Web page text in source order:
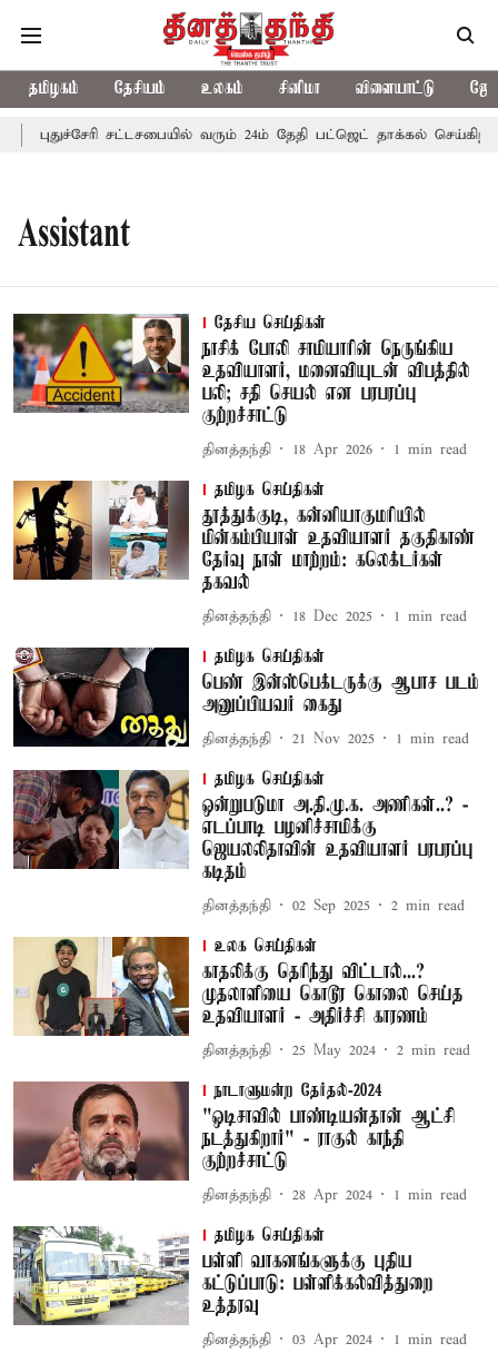
தமிழகம் தேசியம் உலகம் சினிமா விளையாட்டு
புதுச்சேரி சட்டசபையில் வரும் 24ம் தேதி பட்ஜெட் தாக்கல்
Assistant
தேசிய செய்திகள்
நாசிக் போலி சாமியாரின் நெருங்கிய
உதவியாளர், மனைவியுடன் விபத்தில்
பலி; சதி செயல் என பரபரப்பு
குற்றச்சாட்டு
தினத்தந்தி 18 Apr 2026 1 min read
தமிழக செய்திகள்
தூத்துக்குடி, கன்னியாகுமரியில்
மின்கம்பியாள் உதவியாளர் தகுதிகாண்
தேர்வு நாள் மாற்றம்: கலெக்டர்கள்
தகவல்
தினத்தந்தி 18 Dec 2025 1 min read
தமிழக செய்திகள்
பெண் இன்ஸ்பெக்டருக்கு ஆபாச படம்
அனுப்பியவர் கைது
தினத்தந்தி 21 Nov 2025 1 min read
தமிழக செய்திகள்
ஒன்றுபடுமா அ.தி.மு.க. அணிகள்..? -
எடப்பாடி பழனிச்சாமிக்கு
ஜெயலலிதாவின் உதவியாளர் பரபரப்பு
கடிதம்
தினத்தந்தி 02 Sep 2025 2 min read
உலக செய்திகள்
காதலிக்கு தெரிந்து விட்டால்...?
முதலாளியை கொடூர கொலை செய்த
உதவியாளர் - அதிர்ச்சி காரணம்
தினத்தந்தி 25 May 2024 2 min read
நாடாளுமன்ற தேர்தல்-2024
"ஒடிசாவில் பாண்டியன்தான் ஆட்சி
நடத்துகிறார்" - ராகுல் காந்தி
குற்றச்சாட்டு
தினத்தந்தி 28 Apr 2024 1 min read
தமிழக செய்திகள்
பள்ளி வாகனங்களுக்கு புதிய
கட்டுப்பாடு: பள்ளிக்கல்வித்துறை
உத்தரவு
தினத்தந்தி 03 Apr 2024 1 min read